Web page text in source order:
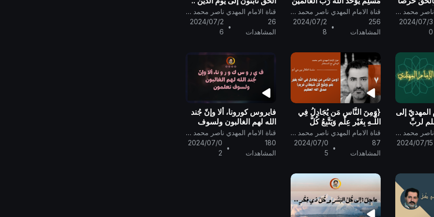
يهلكوا
قناة الامام المهدي ناصر محمد اليماني
2024/07/3
0
..
قناة الامام المهدي ناصر محمد اليماني
256
المشاهدات
•
2024/07/2
8
قناة الامام المهدي ناصر محمد اليماني
26
المشاهدات
•
2024/07/2
6
إلى
لربِّ
قناة الامام المهدي ناصر محمد اليماني
2024/07/15
{وَمِنَ النَّاسِ مَن يُجَادِلُ فِي
اللَّـهِ بِغَيْرِ عِلْمٍ وَيَتَّبِعُ كُلَّ
شَيْطَانٍ مَّرِيدٍ} صدق الله
العظيم ..
قناة الامام المهدي ناصر محمد اليماني
87
المشاهدات
•
2024/07/0
5
فايروس كورونا، ألا وإنّ جُند
الله لهم الغالبون ولسوف
تعلمون..
قناة الامام المهدي ناصر محمد اليماني
180
المشاهدات
•
2024/07/0
2